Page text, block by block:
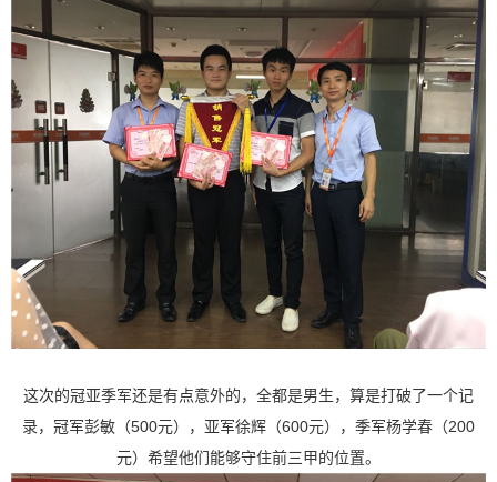
这次的冠亚季军还是有点意外的，全都是男生，算是打破了一个记
录，冠军彭敏（500元），亚军徐辉（600元），季军杨学春（200
元）希望他们能够守住前三甲的位置。